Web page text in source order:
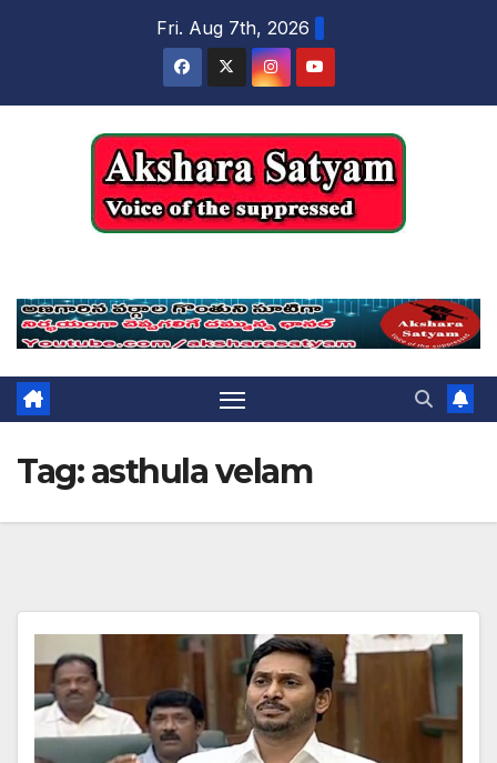
Fri. Aug 7th, 2026
Tag:asthula velam